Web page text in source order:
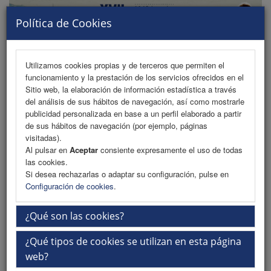
Política de Cookies
Utilizamos cookies propias y de terceros que permiten el
funcionamiento y la prestación de los servicios ofrecidos en el
Sitio web, la elaboración de información estadística a través
del análisis de sus hábitos de navegación, así como mostrarle
publicidad personalizada en base a un perfil elaborado a partir
de sus hábitos de navegación (por ejemplo, páginas
visitadas).
Al pulsar en Aceptar consiente expresamente el uso de todas
las cookies.
Si desea rechazarlas o adaptar su configuración, pulse en
Configuración de cookies.
¿Qué son las cookies?
¿Qué tipos de cookies se utilizan en esta página
web?
MENU
Programa
Programa PDF
Cronograma
Ponentes
Plantillas
Talleres